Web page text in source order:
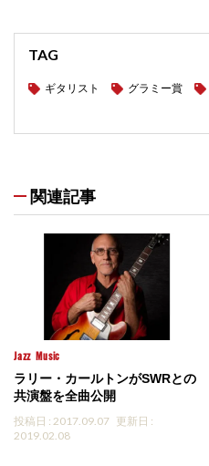
TAG
ギタリスト グラミー賞
関連記事
Jazz Music
ラリー・カールトンがSWRとの
共演盤を全曲公開
投稿日 : 2017.09.07 更新日 :
2019.02.08